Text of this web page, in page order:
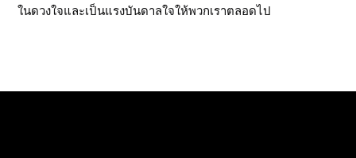
ในดวงใจและเป็นแรงบันดาลใจให้พวกเราตลอดไป